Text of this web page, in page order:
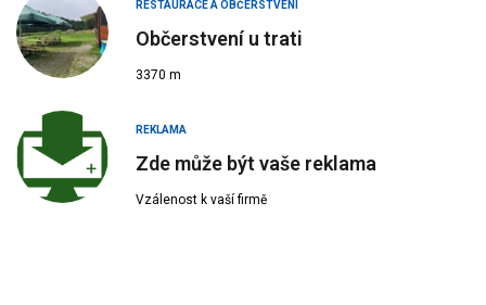
RESTAURACE A OBČERSTVENÍ
Občerstvení u trati
3370 m
REKLAMA
Zde může být vaše reklama
Vzálenost k vaší firmě